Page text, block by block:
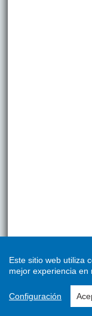
Este sitio web utiliza
mejor experiencia en
Configuración